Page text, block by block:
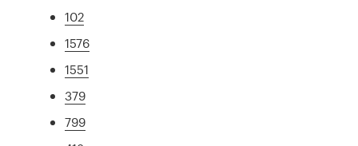
102
1576
1551
379
799